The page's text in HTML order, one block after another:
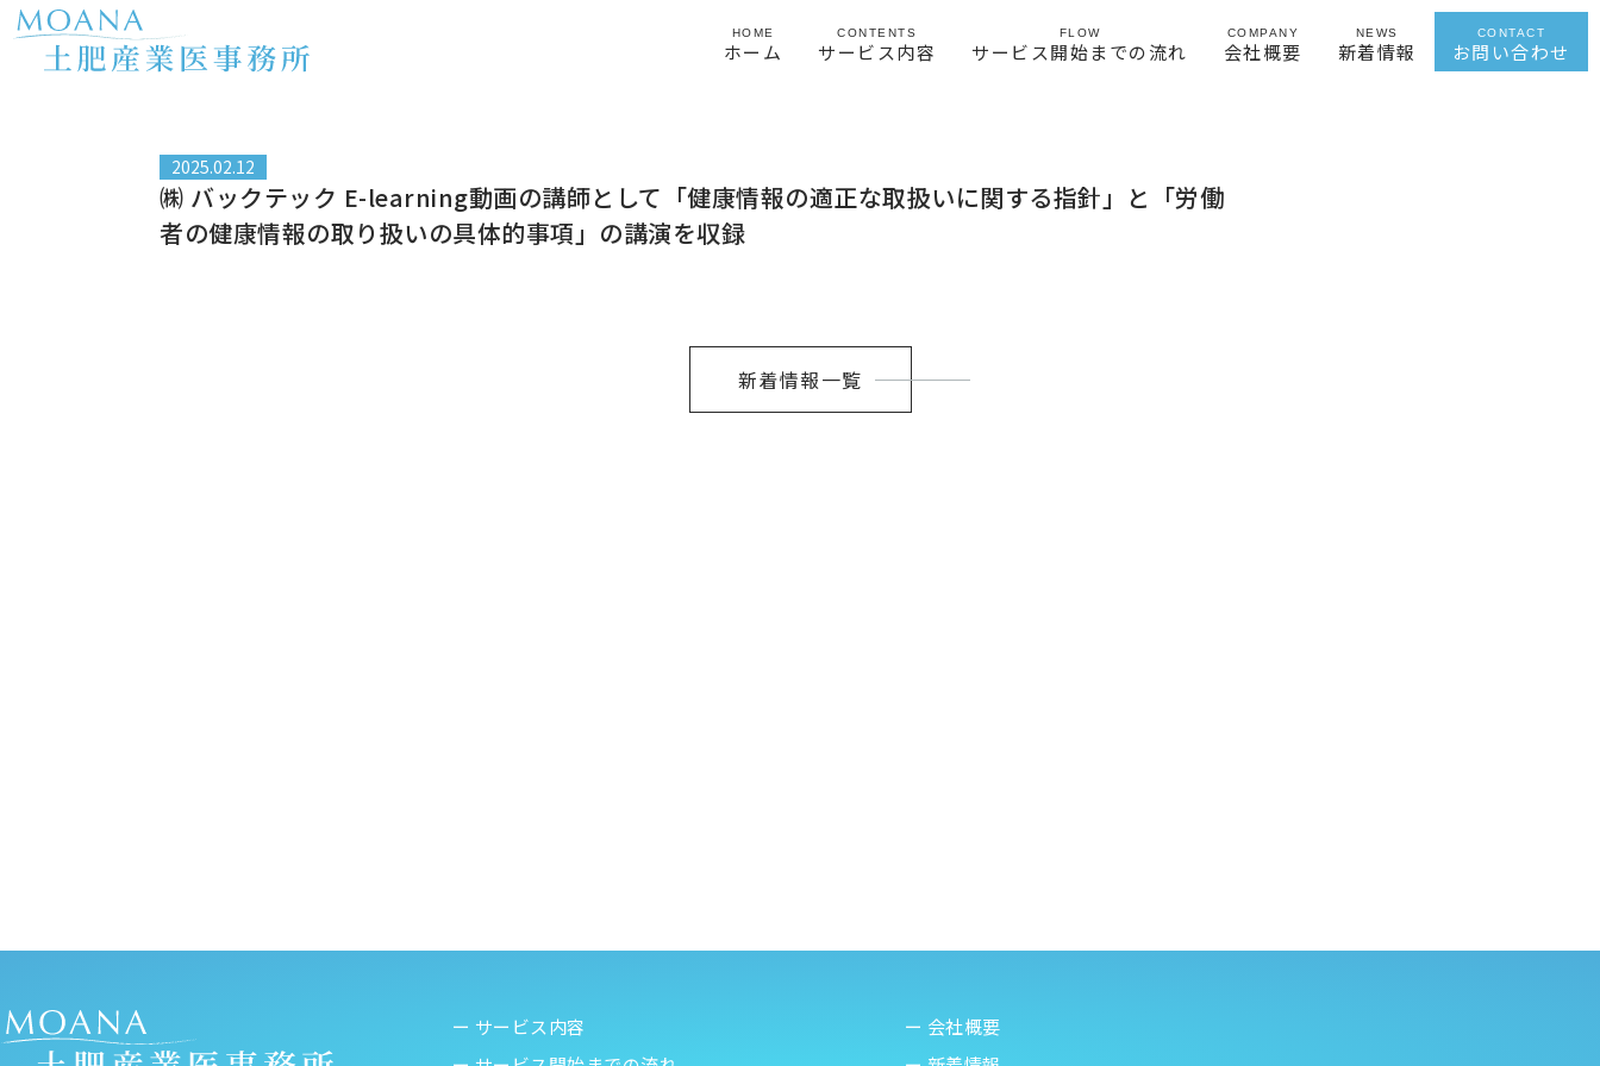
容
HOME
ホーム
CONTENTS
サービス内容
FLOW
サービス開始までの流れ
COMPANY
会社概要
NEWS
新着情報
CONTACT
お問い合わせ
2025.02.12
㈱ バックテック E-learning動画の講師として「健康情報の適正な取扱いに関する指針」と「労働
者の健康情報の取り扱いの具体的事項」の講演を収録
新着情報一覧
ー サービス内容
ー 会社概要